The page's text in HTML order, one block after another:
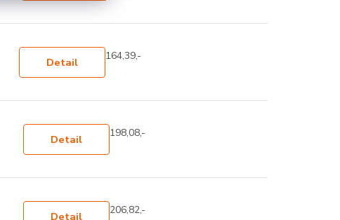
Detail 164,39,-
Detail 198,08,-
Detail 206,82,-